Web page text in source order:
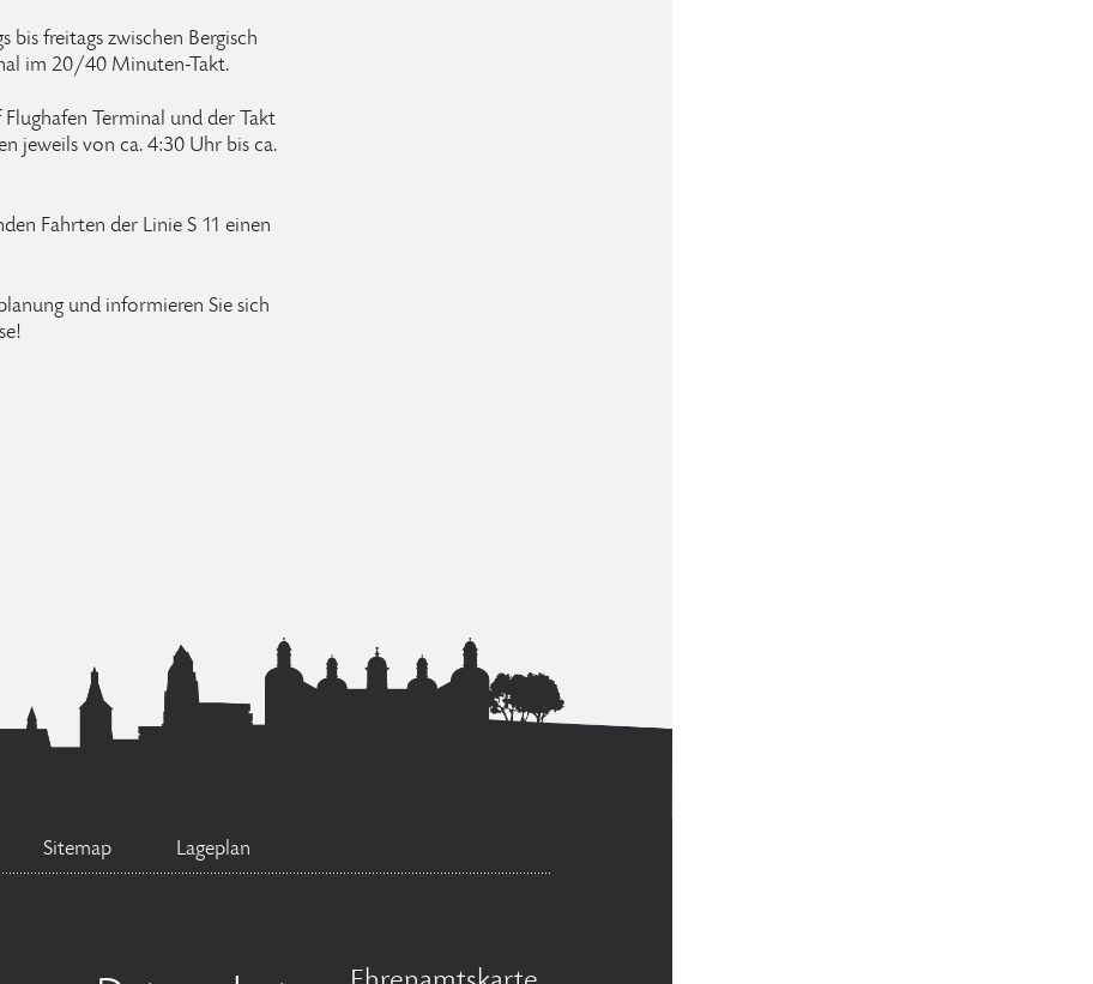
bis freitags zwischen Bergisch
im 20/40 Minuten-Takt.
Terminal und der Takt
jeweils von ca. 4:30 Uhr bis ca.
Fahrten der Linie S 11 einen
und informieren Sie sich
Sitemap Lageplan